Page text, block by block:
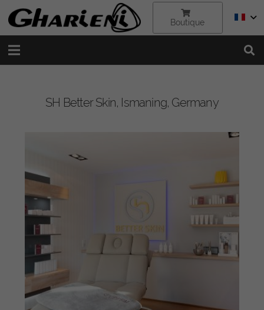
Boutique
SH Better Skin, Ismaning, Germany